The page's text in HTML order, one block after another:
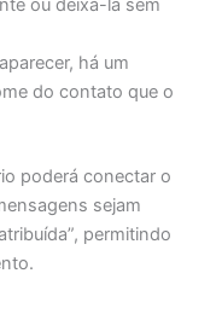
ou deixá-la sem
há um
do contato que o
poderá conectar o
sejam
permitindo